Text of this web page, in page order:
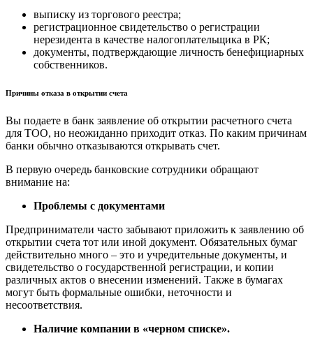
выписку из торгового реестра;
регистрационное свидетельство о регистрации
нерезидента в качестве налогоплательщика в РК;
документы, подтверждающие личность бенефициарных
собственников.
Причины отказа в открытии счета
Вы подаете в банк заявление об открытии расчетного счета
для ТОО, но неожиданно приходит отказ. По каким причинам
банки обычно отказываются открывать счет.
В первую очередь банковские сотрудники обращают
внимание на:
Проблемы с документами
Предприниматели часто забывают приложить к заявлению об
открытии счета тот или иной документ. Обязательных бумаг
действительно много – это и учредительные документы, и
свидетельство о государственной регистрации, и копии
различных актов о внесении изменений. Также в бумагах
могут быть формальные ошибки, неточности и
несоответствия.
Наличие компании в «черном списке».